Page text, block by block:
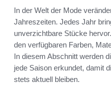
In der Welt der Mode
Jahreszeiten. Jedes Jahr
unverzichtbare Stücke
den verfügbaren Farben,
In diesem Abschnitt werden
jede Saison erkundet, damit
stets aktuell bleiben.